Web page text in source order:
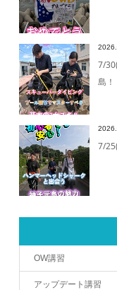
7/
島！
7/
OW講習
アップデート講習